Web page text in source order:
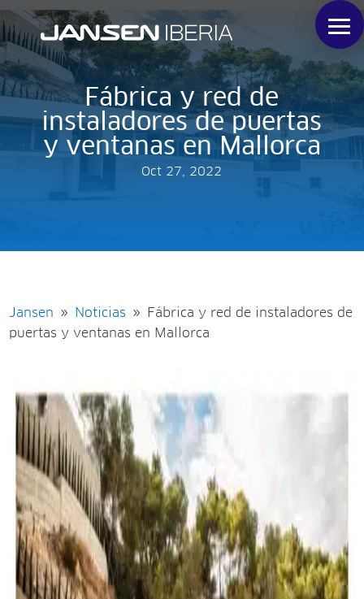
Fábrica y red de
instaladores de puertas
y ventanas en Mallorca
Oct 27, 2022
Jansen 9 Noticias 9
Fábrica y red de instaladores de
puertas y ventanas en Mallorca